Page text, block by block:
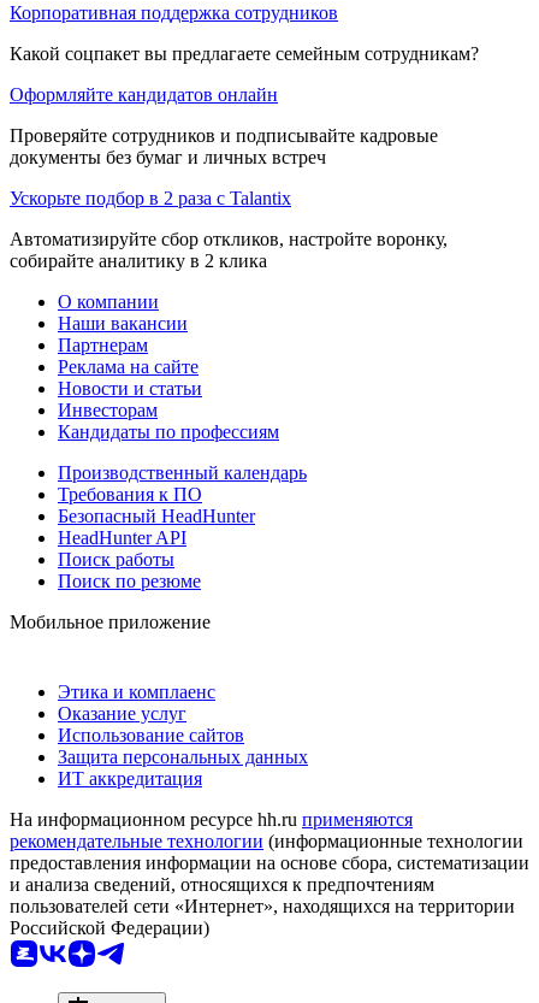
Корпоративная поддержка сотрудников
Какой соцпакет вы предлагаете семейным сотрудникам?
Оформляйте кандидатов онлайн
Проверяйте сотрудников и подписывайте кадровые
документы без бумаг и личных встреч
Ускорьте подбор в 2 раза с Talantix
Автоматизируйте сбор откликов, настройте воронку,
собирайте аналитику в 2 клика
О компании
Наши вакансии
Партнерам
Реклама на сайте
Новости и статьи
Инвесторам
Кандидаты по профессиям
Производственный календарь
Требования к ПО
Безопасный HeadHunter
HeadHunter API
Поиск работы
Поиск по резюме
Мобильное приложение
Этика и комплаенс
Оказание услуг
Использование сайтов
Защита персональных данных
ИТ аккредитация
На информационном ресурсе hh.ru применяются
рекомендательные технологии (информационные технологии
предоставления информации на основе сбора, систематизации
и анализа сведений, относящихся к предпочтениям
пользователей сети «Интернет», находящихся на территории
Российской Федерации)